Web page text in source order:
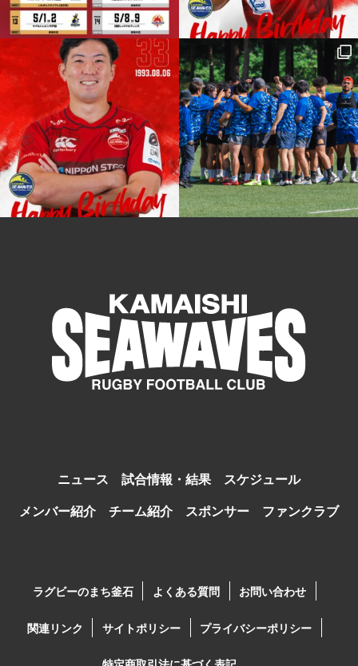
ニュース 試合情報・結果
スケジュール
メンバー紹介
チーム紹介 スポンサー ファンクラブ
ラグビーのまち釜石 よくある質問 お問い合わせ
関連リンク サイトポリシー プライバシーポリシー